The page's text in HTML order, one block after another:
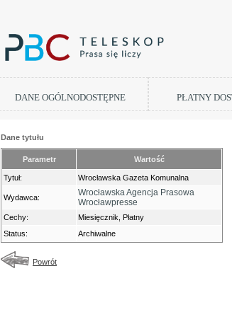
DANE OGÓLNODOSTĘPNE PŁATNY
Dane tytułu
Parametr Wartość
Tytuł: Wrocławska Gazeta Komunalna
Wydawca:
Wrocławska Agencja Prasowa
Wrocławpresse
Cechy:
Miesięcznik, Płatny
Status:
Archiwalne
Powrót